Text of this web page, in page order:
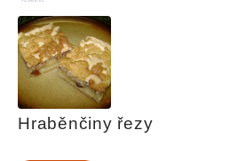
Hraběnčiny řezy